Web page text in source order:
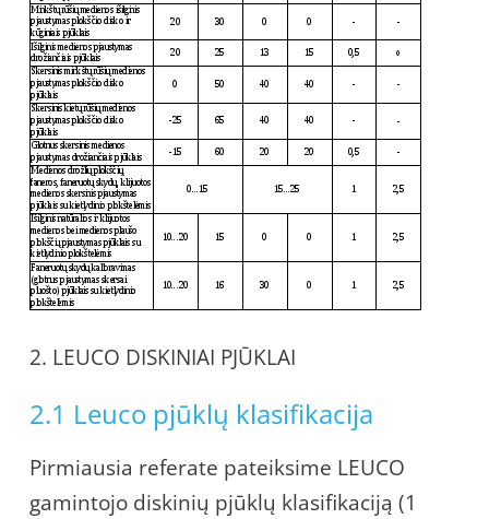
2. LEUCO DISKINIAI PJŪKLAI
2.1 Leuco pjūklų klasifikacija
Pirmiausia referate pateiksime LEUCO
gamintojo diskinių pjūklų klasifikaciją (1